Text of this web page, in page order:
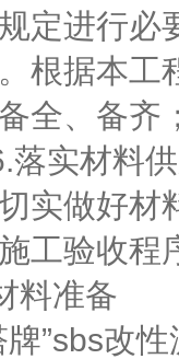
定进行必
根据本工
全、备齐；
材料供
实做好材
工验收程
准备
改性